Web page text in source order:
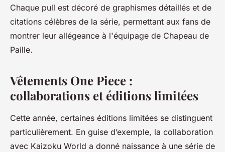
Chaque pull est décoré de graphismes détaillés et de
citations célèbres de la série, permettant aux fans de
montrer leur allégeance à l'équipage de Chapeau de
Paille.
Vêtements One Piece :
collaborations et éditions limitées
Cette année, certaines éditions limitées se distinguent
particulièrement. En guise d’exemple, la collaboration
avec Kaizoku World a donné naissance à une série de